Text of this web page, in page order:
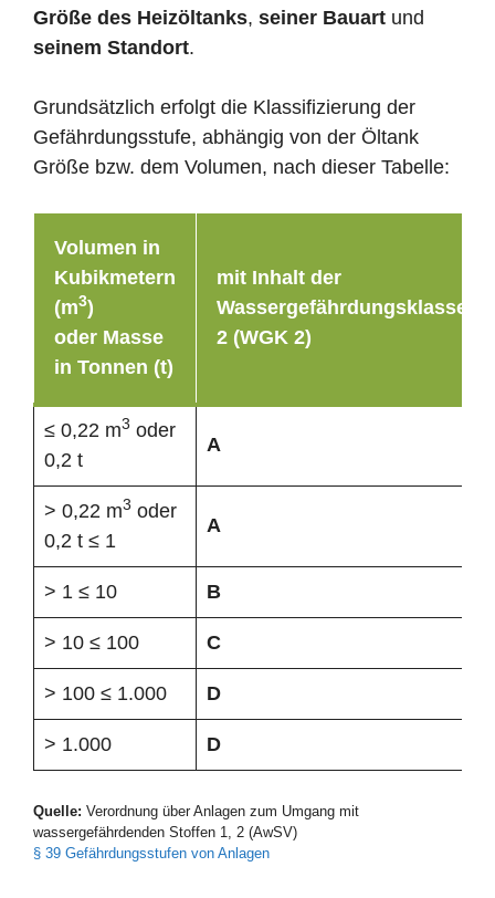
Größe des Heizöltanks, seiner Bauart und
seinem Standort.
Grundsätzlich erfolgt die Klassifizierung der
Gefährdungsstufe, abhängig von der Öltank
Größe bzw. dem Volumen, nach dieser Tabelle:
Volumen in
Kubikmetern
(m3)
oder Masse
in Tonnen (t)
mit Inhalt der
Wassergefährdungsklasse
2 (WGK 2)
≤ 0,22 m3 oder
0,2 t
A
> 0,22 m3 oder
0,2 t ≤ 1
A
> 1 ≤ 10 B
> 10 ≤ 100 C
> 100 ≤ 1.000 D
> 1.000 D
Quelle: Verordnung über Anlagen zum Umgang mit
wassergefährdenden Stoffen 1, 2 (AwSV)
§ 39 Gefährdungsstufen von Anlagen